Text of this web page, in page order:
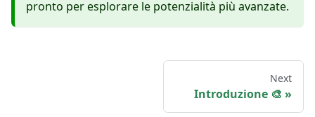
pronto per esplorare le potenzialità più avanzate.
Next
Introduzione 🎨